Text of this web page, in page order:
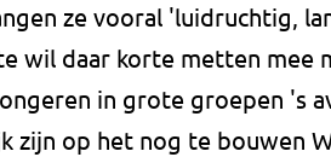
ze vooral 'luidruchtig,
wil daar korte metten mee
in grote groepen 's
zijn op het nog te bouwen